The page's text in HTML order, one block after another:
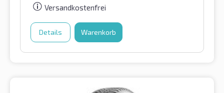
Versandkostenfrei
Details Warenkorb